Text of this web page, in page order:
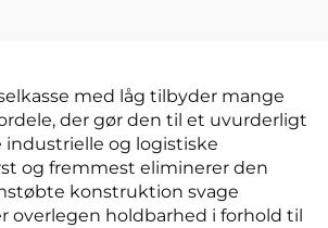
med låg tilbyder mange
der gør den til et uvurderligt
industrielle og logistiske
og fremmest eliminerer den
konstruktion svage
overlegen holdbarhed i forhold til